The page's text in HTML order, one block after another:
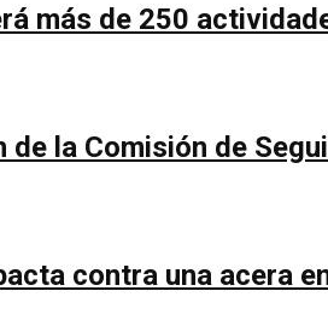
más de 250
la Comisión de
contra una acera